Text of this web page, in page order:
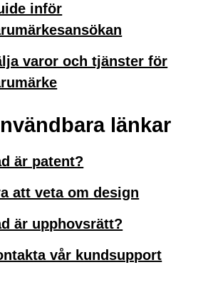
inför
varor och tjänster för
länkar
är patent?
att veta om design
är upphovsrätt?
vår kundsupport